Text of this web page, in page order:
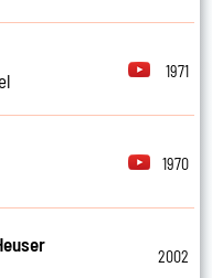
1971
1970
2002